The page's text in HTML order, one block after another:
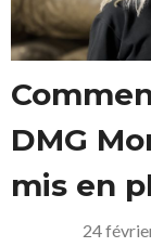
DMG
mis en
24